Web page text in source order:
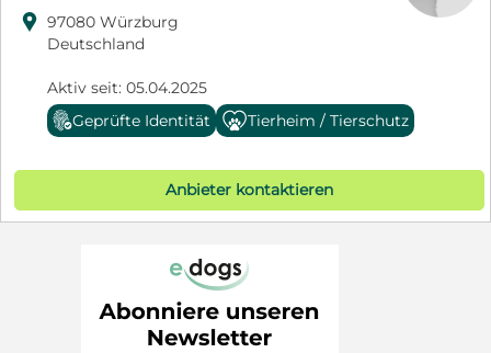
 97080 Würzburg
Deutschland
Aktiv seit: 05.04.2025
Geprüfte Identität
Tierheim / Tierschutz
Anbieter kontaktieren